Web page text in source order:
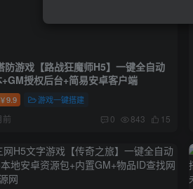
防游戏【路战狂魔师H5】一键全自动
授权后台+简易安卓客户端
￥9.9 游戏一键搭建
前 0 843 15